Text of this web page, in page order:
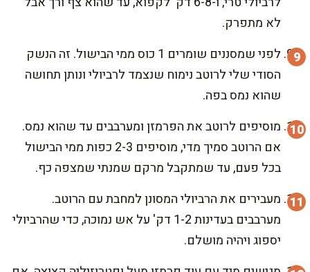
לא מתפרק.
לפני שמסננים שומרים 1 כוס ממי הבישול. זה הנשק
הסודי שלי לרוטב נימוח שנצמד לרביולי ונותן תחושה
שהוא נמס בפה.
מוסיפים לרוטב את הפרמזן ומערבבים עד שהוא נמס.
אם הרוטב סמיך מדי, מוסיפים 2-3 כפות ממי הבישול
בכל פעם, עד שמתקבל מרקם שמנתי שמצפה כף.
מעבירים את הרביולי המסונן למחבת עם הרוטב.
מערבבים בעדינות 1-2 דק' על אש נמוכה, כדי שהרביולי
יספוג ויהיה מושלם.